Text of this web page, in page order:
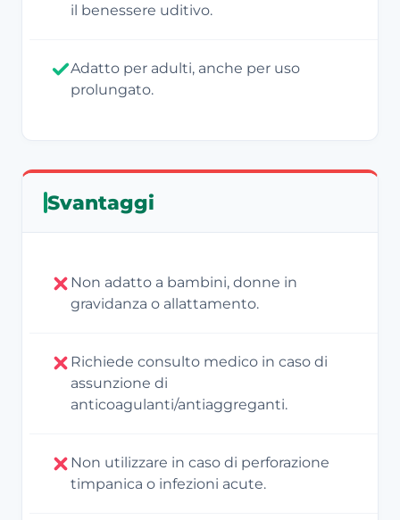
il benessere uditivo.
Adatto per adulti, anche per uso
prolungato.
Svantaggi
Non adatto a bambini, donne in
gravidanza o allattamento.
Richiede consulto medico in caso di
assunzione di
anticoagulanti/antiaggreganti.
Non utilizzare in caso di perforazione
timpanica o infezioni acute.